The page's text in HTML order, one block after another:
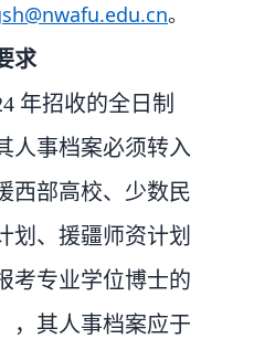
。
求
年招收的全日制
人事档案必须转入
西部高校、少数民
划、援疆师资计划
考专业学位博士的
，其人事档案应于